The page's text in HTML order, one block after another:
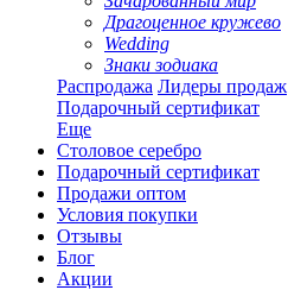
Драгоценное кружево
Wedding
Знаки зодиака
Распродажа Лидеры продаж
Подарочный сертификат
Еще
Столовое серебро
Подарочный сертификат
Продажи оптом
Условия покупки
Отзывы
Блог
Акции